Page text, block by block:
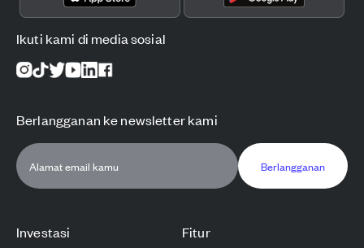
Investasi Fitur
Ikuti kami di media sosial
Berlangganan ke newsletter kami
Berlangganan